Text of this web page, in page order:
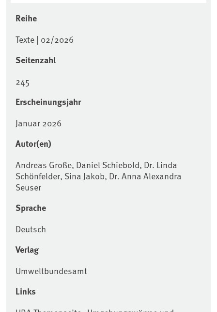
Reihe
Texte | 02/2026
Seitenzahl
245
Erscheinungsjahr
Januar 2026
Autor(en)
Andreas Große, Daniel Schiebold, Dr. Linda
Schönfelder, Sina Jakob, Dr. Anna Alexandra
Seuser
Sprache
Deutsch
Verlag
Umweltbundesamt
Links